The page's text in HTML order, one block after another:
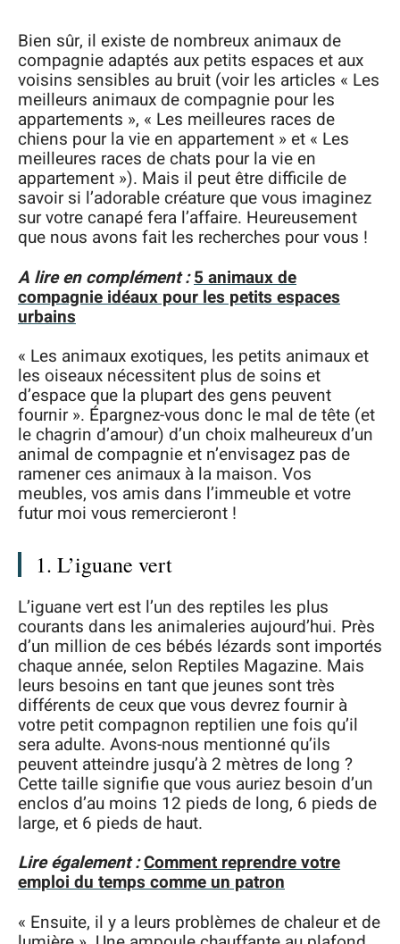
Bien sûr, il existe de nombreux animaux de
compagnie adaptés aux petits espaces et aux
voisins sensibles au bruit (voir les articles « Les
meilleurs animaux de compagnie pour les
appartements », « Les meilleures races de
chiens pour la vie en appartement » et « Les
meilleures races de chats pour la vie en
appartement »). Mais il peut être difficile de
savoir si l’adorable créature que vous imaginez
sur votre canapé fera l’affaire. Heureusement
que nous avons fait les recherches pour vous !
A lire en complément : 5 animaux de
compagnie idéaux pour les petits espaces
urbains
« Les animaux exotiques, les petits animaux et
les oiseaux nécessitent plus de soins et
d’espace que la plupart des gens peuvent
fournir ». Épargnez-vous donc le mal de tête (et
le chagrin d’amour) d’un choix malheureux d’un
animal de compagnie et n’envisagez pas de
ramener ces animaux à la maison. Vos
meubles, vos amis dans l’immeuble et votre
futur moi vous remercieront !
1. L’iguane vert
L’iguane vert est l’un des reptiles les plus
courants dans les animaleries aujourd’hui. Près
d’un million de ces bébés lézards sont importés
chaque année, selon Reptiles Magazine. Mais
leurs besoins en tant que jeunes sont très
différents de ceux que vous devrez fournir à
votre petit compagnon reptilien une fois qu’il
sera adulte. Avons-nous mentionné qu’ils
peuvent atteindre jusqu’à 2 mètres de long ?
Cette taille signifie que vous auriez besoin d’un
enclos d’au moins 12 pieds de long, 6 pieds de
large, et 6 pieds de haut.
Lire également :Comment reprendre votre
emploi du temps comme un patron
« Ensuite, il y a leurs problèmes de chaleur et de